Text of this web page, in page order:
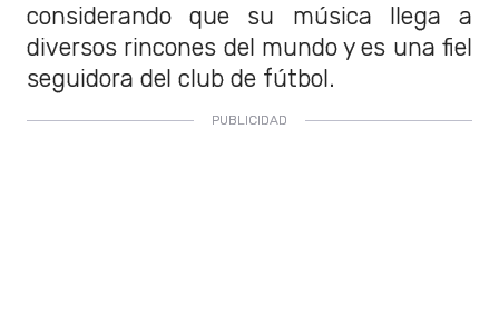
considerando que su música llega a
diversos rincones del mundo y es una fiel
seguidora del club de fútbol.